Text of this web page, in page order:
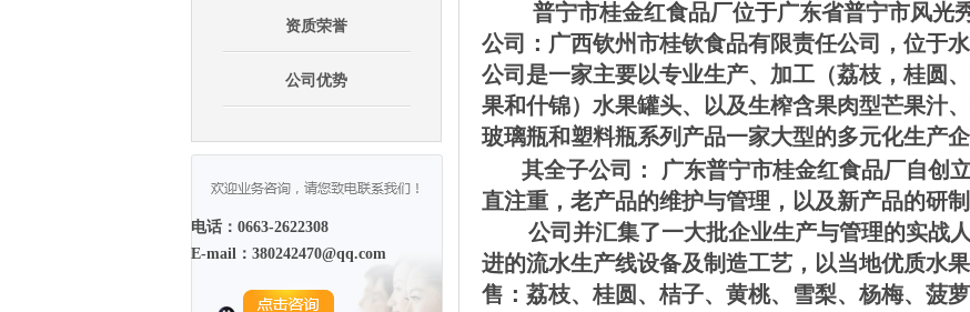
资质荣誉
公司优势
电话：0663-2622308
E-mail：380242470@qq.com
普宁市桂金红食品厂位于广东省普宁市风
公司：广西钦州市桂钦食品有限责任公司，位于
公司是一家主要以专业生产、加工（荔枝，桂圆
果和什锦）水果罐头、以及生榨含果肉型芒果汁
玻璃瓶和塑料瓶系列产品一家大型的多元化生产
其全子公司： 广东普宁市桂金红食品厂自创
直注重，老产品的维护与管理，以及新产品的研制
公司并汇集了一大批企业生产与管理的实战
进的流水生产线设备及制造工艺，以当地优质水
售：荔枝、桂圆、桔子、黄桃、雪梨、杨梅、菠